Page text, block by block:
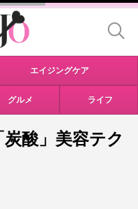
エイジングケア
グルメ ライフ
酸」美容テク